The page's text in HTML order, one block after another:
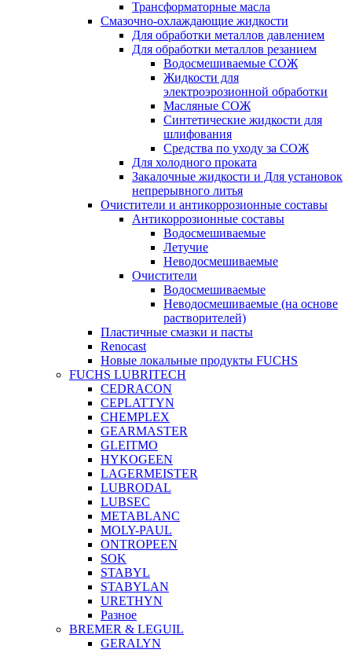
Трансформаторные масла
Смазочно-охлаждающие жидкости
Для обработки металлов давлением
Для обработки металлов резанием
Водосмешиваемые СОЖ
Жидкости для
электроэрозионной обработки
Масляные СОЖ
Синтетические жидкости для
шлифования
Средства по уходу за СОЖ
Для холодного проката
Закалочные жидкости и Для установок
непрерывного литья
Очистители и антикоррозионные составы
Антикоррозионные составы
Водосмешиваемые
Летучие
Неводосмешиваемые
Очистители
Водосмешиваемые
Неводосмешиваемые (на основе
растворителей)
Пластичные смазки и пасты
Renocast
Новые локальные продукты FUCHS
FUCHS LUBRITECH
CEDRACON
CEPLATTYN
CHEMPLEX
GEARMASTER
GLEITMO
HYKOGEEN
LAGERMEISTER
LUBRODAL
LUBSEC
METABLANC
MOLY-PAUL
ONTROPEEN
SOK
STABYL
STABYLAN
URETHYN
Разное
BREMER & LEGUIL
GERALYN